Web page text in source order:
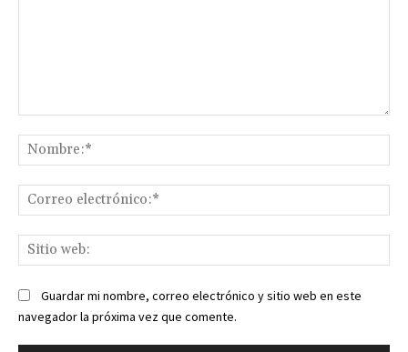
Guardar mi nombre, correo electrónico y sitio web en este
navegador la próxima vez que comente.